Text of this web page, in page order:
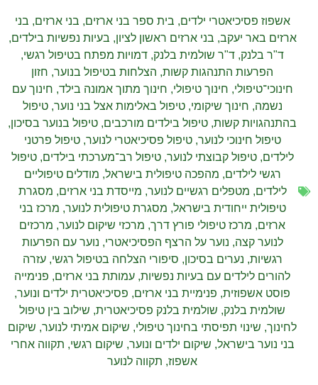
אשפוז פסיכיאטרי ילדים, בית ספר בני ארזים, בני ארזים, בני
ארזים באר יעקב, בני ארזים ראשון לציון, בעיות נפשיות בילדים,
ד"ר בלנק, ד"ר שולמית בלנק, דמויות מפתח בטיפול רגשי,
הפרעות התנהגות קשות, הצלחות בטיפול בנוער, חזון
חינוכי־טיפולי, חינוך טיפולי, חינוך מתוך אמונה בילד, חינוך עם
נשמה, חינוך שיקומי,טיפול באלימות אצל בני נוער,טיפול
בהתנהגויות קשות, טיפול בילדים מורכבים, טיפול בנוער בסיכון,
טיפול חינוכי לנוער,טיפול פסיכיאטרי לנוער,טיפול פרטני
לילדים,טיפול קבוצתי לנוער,טיפול רב־מערכתי בילדים,טיפול
רגשי לילדים, מהפכה טיפולית בישראל, מודלים טיפוליים
לילדים, מטפלים רגשיים לנוער, מייסדת בני ארזים, מסגרת
טיפולית ייחודית בישראל, מסגרת טיפולית לנוער, מרכז בני
ארזים, מרכז טיפולי פורץ דרך, מרכזי שיקום לנוער, מרכזים
לנוער קצה, נוער על הרצף הפסיכיאטרי, נוער עם הפרעות
רגשיות, נערים בסיכון, סיפורי הצלחה בטיפול רגשי,עזרה
להורים לילדים עם בעיות נפשיות, עמותת בני ארזים, פנימייה
פוסט אשפוזית, פנימיית בני ארזים, פסיכיאטרית ילדים ונוער,
שולמית בלנק, שולמית בלנק פסיכיאטרית, שילוב בין טיפול
לחינוך, שינוי תפיסתי בחינוך טיפולי, שיקום אמיתי לנוער, שיקום
בני נוער בישראל, שיקום ילדים ונוער, שיקום רגשי, תקווה אחרי
אשפוז, תקווה לנוער